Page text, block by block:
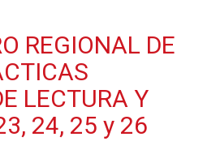
REGIONAL DE
LECTURA Y
24, 25 y 26